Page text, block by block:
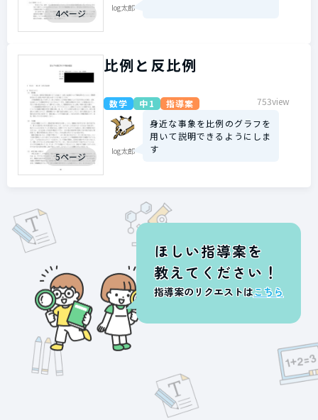
4ページ log太郎
5ページ
比例と反比例
数学 中1 指導案 753view
log太郎
身近な事象を比例のグラフを
用いて説明できるようにしま
す
ほしい指導案を
教えてください！
指導案のリクエストはこちら